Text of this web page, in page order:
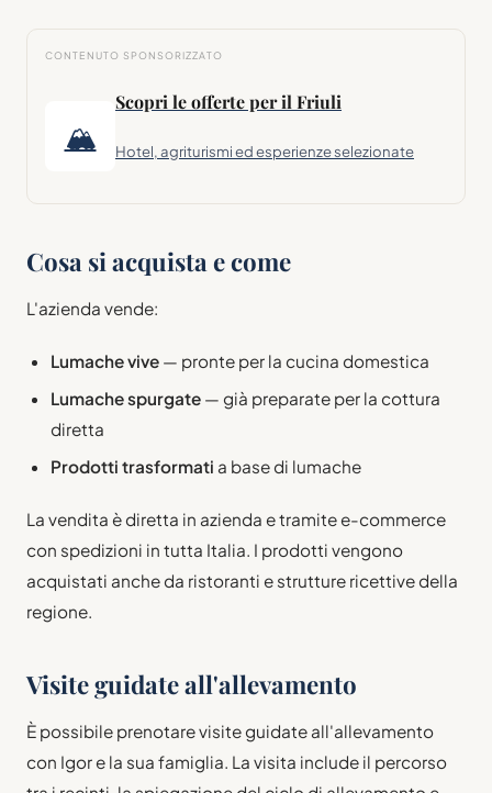
CONTENUTO SPONSORIZZATO
🏔
Scopri le offerte per il Friuli
Hotel, agriturismi ed esperienze selezionate
Cosa si acquista e come
L'azienda vende:
Lumache vive — pronte per la cucina domestica
Lumache spurgate — già preparate per la cottura
diretta
Prodotti trasformati a base di lumache
La vendita è diretta in azienda e tramite e-commerce
con spedizioni in tutta Italia. I prodotti vengono
acquistati anche da ristoranti e strutture ricettive della
regione.
Visite guidate all'allevamento
È possibile prenotare visite guidate all'allevamento
con Igor e la sua famiglia. La visita include il percorso